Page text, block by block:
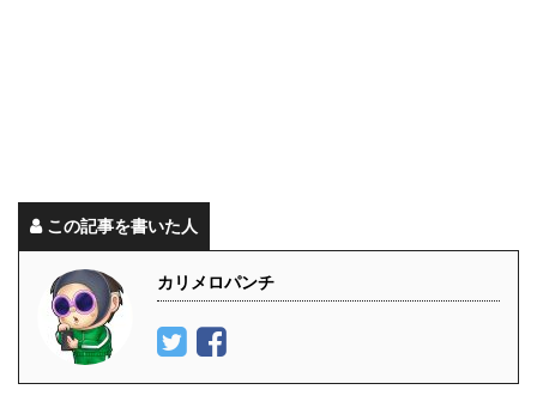
この記事を書いた人
カリメロパンチ